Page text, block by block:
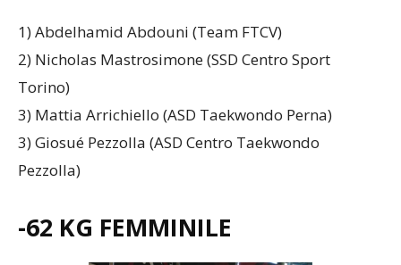
1) Abdelhamid Abdouni (Team FTCV)
2) Nicholas Mastrosimone (SSD Centro Sport
Torino)
3) Mattia Arrichiello (ASD Taekwondo Perna)
3) Giosué Pezzolla (ASD Centro Taekwondo
Pezzolla)
-62 KG FEMMINILE